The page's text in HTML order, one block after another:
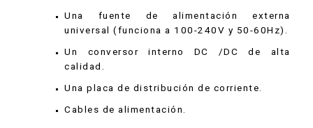
Una fuente de alimentación externa
universal (funciona a 100-240V y 50-60Hz).
Un conversor interno DC /DC de alta
calidad.
Una placa de distribución de corriente.
Cables de alimentación.